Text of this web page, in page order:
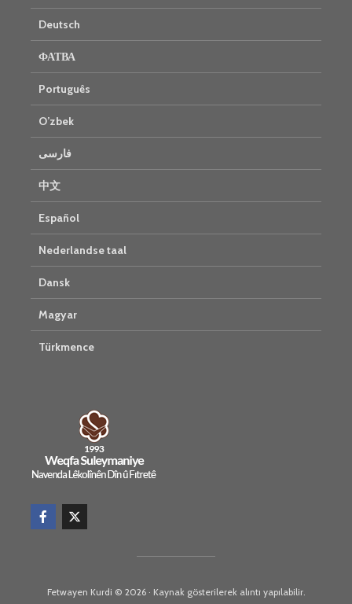
Deutsch
ФАТВА
Português
O’zbek
فارسی
中文
Español
Nederlandse taal
Dansk
Magyar
Türkmence
Fetwayen Kurdi © 2026 · Kaynak gösterilerek alıntı yapılabilir.